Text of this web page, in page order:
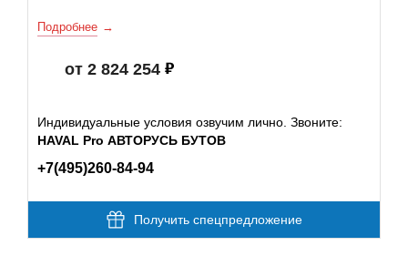
Подробнее
от 2 824 254
Индивидуальные условия озвучим лично. Звоните:
HAVAL Pro АВТОРУСЬ БУТОВ
+7(495)260-84-94
Получить спецпредложение